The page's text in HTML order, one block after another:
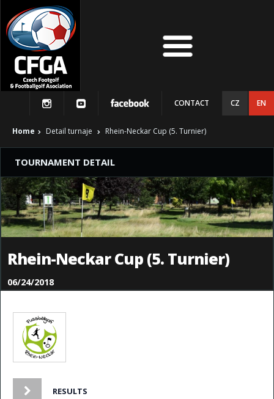
CONTACT CZ EN
Home Detail turnaje Rhein-Neckar Cup (5. Turnier)
TOURNAMENT DETAIL
Rhein-Neckar Cup (5. Turnier)
06/24/2018
RESULTS